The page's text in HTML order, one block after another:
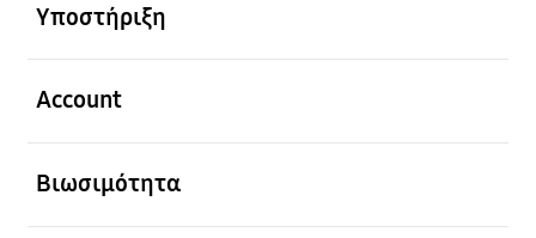
Υποστήριξη
Account
Βιωσιμότητα